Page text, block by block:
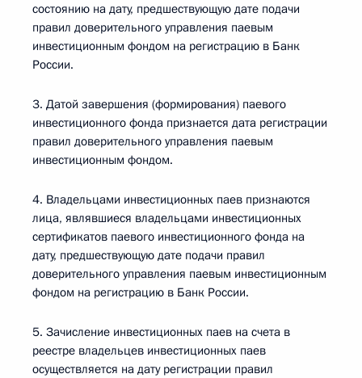
состоянию на дату, предшествующую дате подачи
правил доверительного управления паевым
инвестиционным фондом на регистрацию в Банк
России.
3. Датой завершения (формирования) паевого
инвестиционного фонда признается дата регистрации
правил доверительного управления паевым
инвестиционным фондом.
4. Владельцами инвестиционных паев признаются
лица, являвшиеся владельцами инвестиционных
сертификатов паевого инвестиционного фонда на
дату, предшествующую дате подачи правил
доверительного управления паевым инвестиционным
фондом на регистрацию в Банк России.
5. Зачисление инвестиционных паев на счета в
реестре владельцев инвестиционных паев
осуществляется на дату регистрации правил